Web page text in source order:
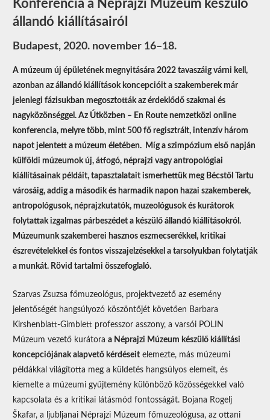
Konferencia a Néprajzi Múzeum készülő
állandó kiállításairól
Budapest, 2020. november 16–18.
A múzeum új épületének megnyitására 2022 tavaszáig várni kell,
azonban az állandó kiállítások koncepcióit a szakemberek már
jelenlegi fázisukban megosztották az érdeklődő szakmai és
nagyközönséggel. Az Útközben – En Route nemzetközi online
konferencia, melyre több, mint 500 fő regisztrált, intenzív három
napot jelentett a múzeum életében. Míg a szimpózium első napján
külföldi múzeumok új, átfogó, néprajzi vagy antropológiai
kiállításainak példáit, tapasztalatait ismerhettük meg Bécstől Tartu
városáig, addig a második és harmadik napon hazai szakemberek,
antropológusok, néprajzkutatók, muzeológusok és kurátorok
folytattak izgalmas párbeszédet a készülő állandó kiállításokról.
Múzeumunk szakemberei hasznos eszmecserékkel, kritikai
észrevételekkel és fontos visszajelzésekkel a tarsolyukban folytatják
a munkát. Rövid tartalmi összefoglaló.
Szarvas Zsuzsa főmuzeológus, projektvezető az esemény
jelentőségét hangsúlyozó köszöntőjét követően Barbara
Kirshenblatt-Gimblett professzor asszony, a varsói POLIN
Múzeum vezető kurátora a Néprajzi Múzeum készülő kiállítási
koncepciójának alapvető kérdéseitelemezte, más múzeumi
példákkal világította meg a küldetés hangsúlyos elemeit, és
kiemelte a múzeumi gyűjtemény különböző közösségekkel való
kapcsolata és a kritikai látásmód fontosságát. Bojana Rogelj
Škafar, a ljubljanai Néprajzi Múzeum főmuzeológusa, az ottani